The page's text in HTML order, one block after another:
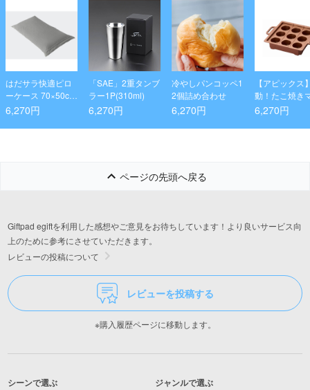
はだサラ快適ピロ
ーケース 70×50cm
／グレー
6,270円
「SAE」2重タンブ
ラー1P(310ml)
6,270円
冷やしパンコッペ1
2個詰め合わせ
6,270円
【アピックス
動！たこ焼き
スター プレー
6,270円
ページの先頭へ戻る
Giftpad egiftを利用した感想やご意見をお待ちしています！より良いサービス向
上のために参考にさせていただきます。
レビューの投稿について
レビューを投稿する
※購入履歴ページに移動します。
シーンで選ぶ ジャンルで選ぶ